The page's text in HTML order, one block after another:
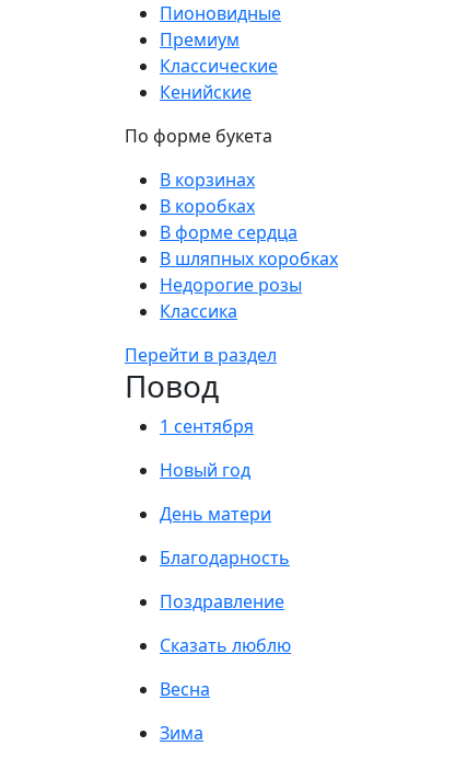
Пионовидные
Премиум
Классические
Кенийские
По форме букета
В корзинах
В коробках
В форме сердца
В шляпных коробках
Недорогие розы
Классика
Перейти в раздел
Повод
1 сентября
Новый год
День матери
Благодарность
Поздравление
Сказать люблю
Весна
Зима